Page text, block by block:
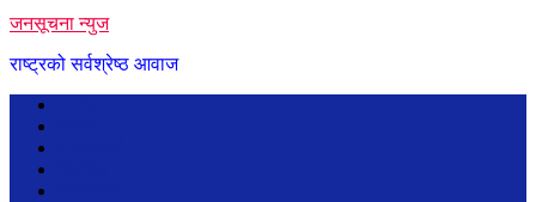
जनसूचना न्युज
राष्ट्रको सर्वश्रेष्ठ आवाज